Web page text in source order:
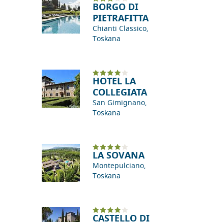
BORGO DI
PIETRAFITTA
Chianti Classico,
Toskana
HOTEL LA
COLLEGIATA
San Gimignano,
Toskana
LA SOVANA
Montepulciano,
Toskana
CASTELLO DI